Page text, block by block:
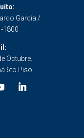
García /
1800
Octubre.
6to Piso